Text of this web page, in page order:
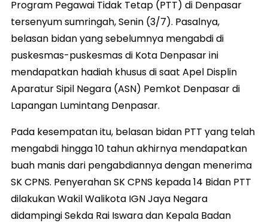
Program Pegawai Tidak Tetap (PTT) di Denpasar
tersenyum sumringah, Senin (3/7). Pasalnya,
belasan bidan yang sebelumnya mengabdi di
puskesmas-puskesmas di Kota Denpasar ini
mendapatkan hadiah khusus di saat Apel Displin
Aparatur Sipil Negara (ASN) Pemkot Denpasar di
Lapangan Lumintang Denpasar.
Pada kesempatan itu, belasan bidan PTT yang telah
mengabdi hingga 10 tahun akhirnya mendapatkan
buah manis dari pengabdiannya dengan menerima
SK CPNS. Penyerahan SK CPNS kepada 14 Bidan PTT
dilakukan Wakil Walikota IGN Jaya Negara
didampingi Sekda Rai Iswara dan Kepala Badan